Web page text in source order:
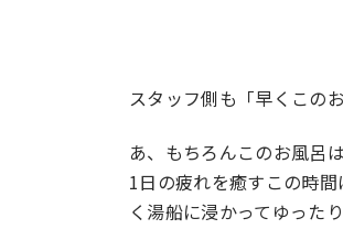
スタッフ側も「早くこの
あ、もちろんこのお風呂
1日の疲れを癒すこの時
く湯船に浸かってゆった